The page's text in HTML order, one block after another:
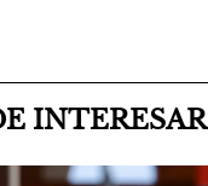
INTERESAR